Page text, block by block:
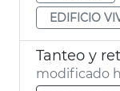
EDIFICIO
Tanteo y
modificado